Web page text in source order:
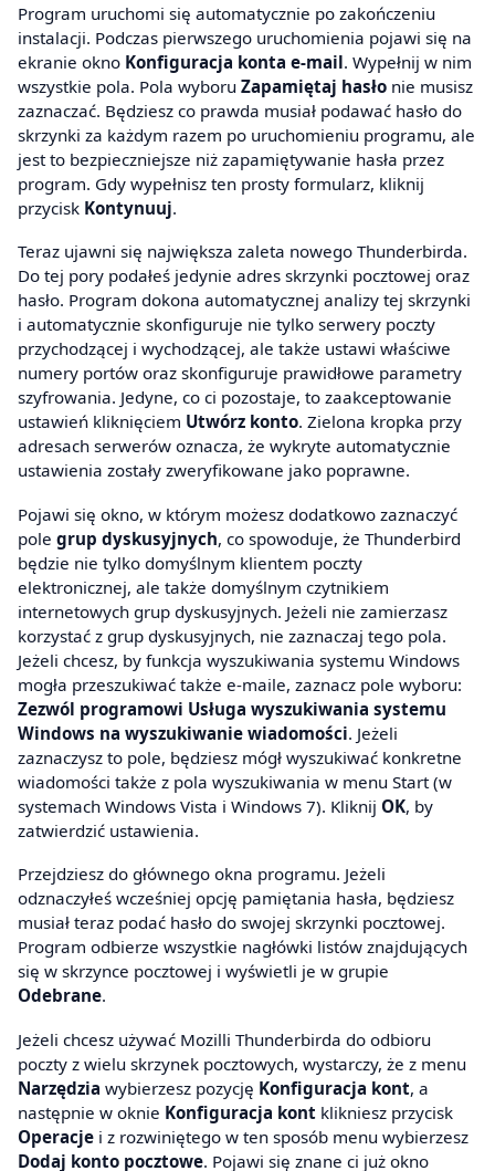
Program uruchomi się automatycznie po zakończeniu
instalacji. Podczas pierwszego uruchomienia pojawi się na
ekranie okno Konfiguracja konta e-mail. Wypełnij w nim
wszystkie pola. Pola wyboru Zapamiętaj hasło nie musisz
zaznaczać. Będziesz co prawda musiał podawać hasło do
skrzynki za każdym razem po uruchomieniu programu, ale
jest to bezpieczniejsze niż zapamiętywanie hasła przez
program. Gdy wypełnisz ten prosty formularz, kliknij
przycisk Kontynuuj.
Teraz ujawni się największa zaleta nowego Thunderbirda.
Do tej pory podałeś jedynie adres skrzynki pocztowej oraz
hasło. Program dokona automatycznej analizy tej skrzynki
i automatycznie skonfiguruje nie tylko serwery poczty
przychodzącej i wychodzącej, ale także ustawi właściwe
numery portów oraz skonfiguruje prawidłowe parametry
szyfrowania. Jedyne, co ci pozostaje, to zaakceptowanie
ustawień kliknięciem Utwórz konto. Zielona kropka przy
adresach serwerów oznacza, że wykryte automatycznie
ustawienia zostały zweryfikowane jako poprawne.
Pojawi się okno, w którym możesz dodatkowo zaznaczyć
pole grup dyskusyjnych, co spowoduje, że Thunderbird
będzie nie tylko domyślnym klientem poczty
elektronicznej, ale także domyślnym czytnikiem
internetowych grup dyskusyjnych. Jeżeli nie zamierzasz
korzystać z grup dyskusyjnych, nie zaznaczaj tego pola.
Jeżeli chcesz, by funkcja wyszukiwania systemu Windows
mogła przeszukiwać także e-maile, zaznacz pole wyboru:
Zezwól programowi Usługa wyszukiwania systemu
Windows na wyszukiwanie wiadomości. Jeżeli
zaznaczysz to pole, będziesz mógł wyszukiwać konkretne
wiadomości także z pola wyszukiwania w menu Start (w
systemach Windows Vista i Windows 7). Kliknij OK, by
zatwierdzić ustawienia.
Przejdziesz do głównego okna programu. Jeżeli
odznaczyłeś wcześniej opcję pamiętania hasła, będziesz
musiał teraz podać hasło do swojej skrzynki pocztowej.
Program odbierze wszystkie nagłówki listów znajdujących
się w skrzynce pocztowej i wyświetli je w grupie
Odebrane.
Jeżeli chcesz używać Mozilli Thunderbirda do odbioru
poczty z wielu skrzynek pocztowych, wystarczy, że z menu
Narzędzia wybierzesz pozycję Konfiguracja kont, a
następnie w oknie Konfiguracja kont klikniesz przycisk
Operacje i z rozwiniętego w ten sposób menu wybierzesz
Dodaj konto pocztowe. Pojawi się znane ci już okno